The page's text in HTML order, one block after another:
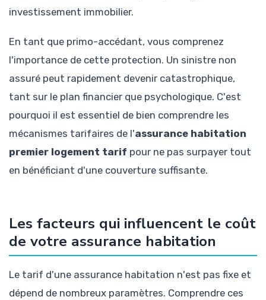
investissement immobilier.
En tant que primo-accédant, vous comprenez
l'importance de cette protection. Un sinistre non
assuré peut rapidement devenir catastrophique,
tant sur le plan financier que psychologique. C'est
pourquoi il est essentiel de bien comprendre les
mécanismes tarifaires de l'assurance habitation
premier logement tarif pour ne pas surpayer tout
en bénéficiant d'une couverture suffisante.
Les facteurs qui influencent le coût
de votre assurance habitation
Le tarif d'une assurance habitation n'est pas fixe et
dépend de nombreux paramètres. Comprendre ces